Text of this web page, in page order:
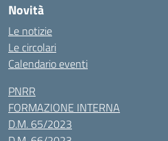
Novità
Le notizie
Le circolari
Calendario eventi
PNRR
FORMAZIONE INTERNA
D.M. 65/2023